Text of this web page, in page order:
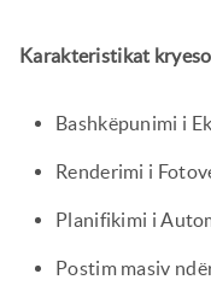
Karakteristikat
Bashkëpunimi i
Renderimi i
Planifikimi i
Postim masiv